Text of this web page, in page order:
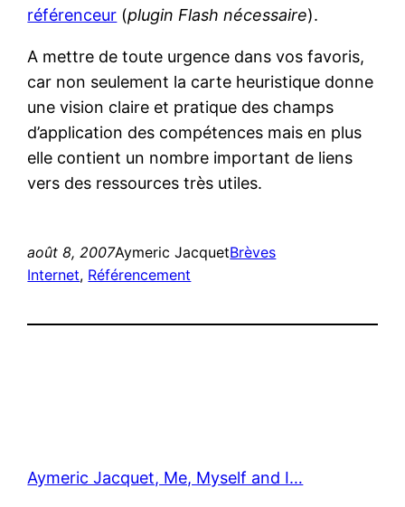
référenceur (plugin Flash nécessaire).
A mettre de toute urgence dans vos favoris,
car non seulement la carte heuristique donne
une vision claire et pratique des champs
d’application des compétences mais en plus
elle contient un nombre important de liens
vers des ressources très utiles.
août 8, 2007Aymeric JacquetBrèves
Internet, Référencement
Aymeric Jacquet, Me, Myself and I…